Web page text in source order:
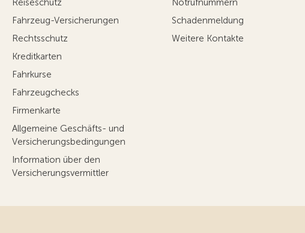
Reiseschutz
Fahrzeug-Versicherungen
Rechtsschutz
Kreditkarten
Fahrkurse
Fahrzeugchecks
Firmenkarte
Allgemeine Geschäfts- und
Versicherungsbedingungen
Information über den
Versicherungsvermittler
Notrufnummern
Schadenmeldung
Weitere Kontakte